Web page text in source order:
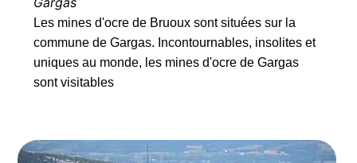
Les mines d'ocre de Bruoux sont situées sur la
commune de Gargas. Incontournables, insolites et
uniques au monde, les mines d'ocre de Gargas
sont visitables